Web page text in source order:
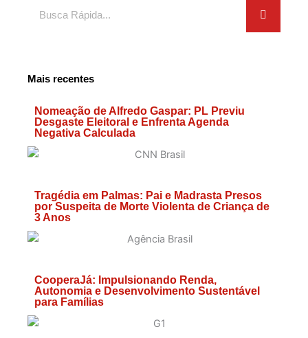
Mais recentes
Nomeação de Alfredo Gaspar: PL Previu
Desgaste Eleitoral e Enfrenta Agenda
Negativa Calculada
Tragédia em Palmas: Pai e Madrasta Presos
por Suspeita de Morte Violenta de Criança de
3 Anos
CooperaJá: Impulsionando Renda,
Autonomia e Desenvolvimento Sustentável
para Famílias